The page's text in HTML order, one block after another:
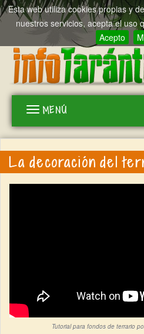
Esta web utiliza cookies propias y
nuestros servicios, acepta el uso
Acepto
MENÚ
Toggle
La decoración del
Tutorial para fondos de terrario